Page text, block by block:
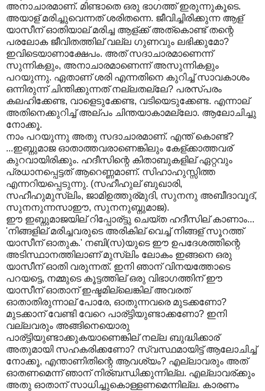
അനാചാരമാണ്. മിണ്ടാതെ ഒരു ഭാഗത്ത് ഇരുന്നുകൂടെ.
അയാള് മരിച്ചുവെന്നത് ശരിതന്നെ. ജീവിച്ചിരിക്കുന്ന ആള്
യാസീന് ഓതിയാല് മരിച്ച ആള്ക്ക് അത്കൊണ്ട് തന്റെ
പരലോക ജീവിതത്തില് വല്ല ഗുണവും ലഭിക്കുമോ?
ഇവിടെയാണാക്ഷേപം. അത് സദാചാരമാണെന്ന്
സുന്നികളും, അനാചാരമാണെന്ന് അസുന്നികളും
പറയുന്നു. ഏതാണ് ശരി എന്നതിനെ കുറിച്ച് സാവകാശം
ഒന്നിരുന്ന് ചിന്തിക്കുന്നത് നല്ലതല്ലേ? പരസ്പരം
കലഹിക്കേണ്ട, വാളെടുക്കേണ്ട, വടിയെടുക്കേണ്ട. എന്നാല്
അതിനെക്കുറിച്ച് അല്പം ചിന്തയാകാമല്ലോ. ആലോചിച്ചു
നോക്കൂ.
നാം പറയുന്നു അതു സദാചാരമാണ്. എന്ത് കൊണ്ട്?
...ഇബ്നുമാജ ഓതാത്തവരാണെങ്കിലും കേള്ക്കാത്തവര്
കുറവായിരിക്കും. ഹദീസിന്റെ കിതാബുകളില് ഏറ്റവും
പ്രധാനപ്പെട്ടത് ആറെണ്ണമാണ്. സിഹാഹുസ്സിത്ത
എന്നറിയപ്പെടുന്നു. (സഹീഹുല് ബുഖാരി,
സഹീഹുമുസ്ലിം, ജാമിഉത്തുര്മുദി, സുനനു അബീദാവൂദ്,
സുനനുന്നസാഈ, സുനനുബ്നുമാജ).
ഈ ഇബ്നുമാജയില് റിപ്പോര്ട്ടു ചെയ്ത ഹദീസില് കാണാം...
'നിങ്ങളില് മരിച്ചവരുടെ അരികില് വെച്ച് നിങ്ങള് സൂറത്ത്
യാസീന് ഓതുക.' നബി(സ)യുടെ ഈ ഉപദേശത്തിന്റെ
അടിസ്ഥാനത്തിലാണ് മുസ്ലിം ലോകം ഇങ്ങനെ ഒരു
യാസീന് ഓതി വരുന്നത്. ഇനി ഞാന് വിനയത്തോടെ
പറയട്ടെ, നമ്മുടെ കൂട്ടത്തില് ഒരു വിഭാഗത്തിന് ഈ
യാസീന് ഓതാന് ഇഷ്ടമില്ലെങ്കില് അവരത്
ഓതാതിരുന്നാല് പോരേ, ഓതുന്നവരെ മുടക്കണോ?
മുടക്കാന് വേണ്ടി വേറെ പാര്ട്ടിയുണ്ടാക്കണോ? ഇനി
വല്ലവരും അങ്ങിനെയൊരു
പാര്ട്ടിയുണ്ടാക്കുകയാണെങ്കില് നല്ല ബുദ്ധിക്കാര്
അതുമായി സഹകരിക്കണോ? സ്വസ്ഥമായിട്ട് ആലോചിച്ച്
നോക്കൂ, എന്താണിതിന്റെ ആവശ്യം? എല്ലാവരും അത്
ഓതണമെന്ന് ഞാന് നിര്ബന്ധിക്കുന്നില്ല. എല്ലാവര്ക്കും
അതു ഓതാന് സാധിച്ചുകൊള്ളണമെന്നില്ല. കാരണം